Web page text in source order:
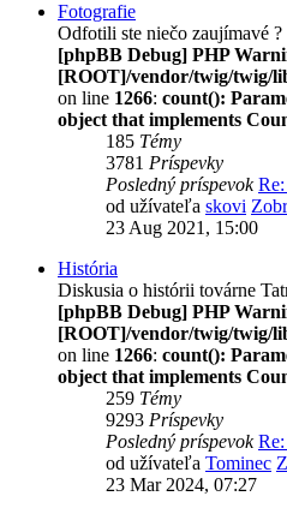
Fotografie
Odfotili ste niečo zaujímavé ?
[phpBB Debug] PHP
[ROOT]/vendor/twig/twig/
on line 1266: count():
object that implements
185 Témy
3781 Príspevky
Posledný príspevok
od užívateľa skovi
23 Aug 2021, 15:00
História
Diskusia o histórii továrne
[phpBB Debug] PHP
[ROOT]/vendor/twig/twig/
on line 1266: count():
object that implements
259 Témy
9293 Príspevky
Posledný príspevok
od užívateľa Tominec
23 Mar 2024, 07:27